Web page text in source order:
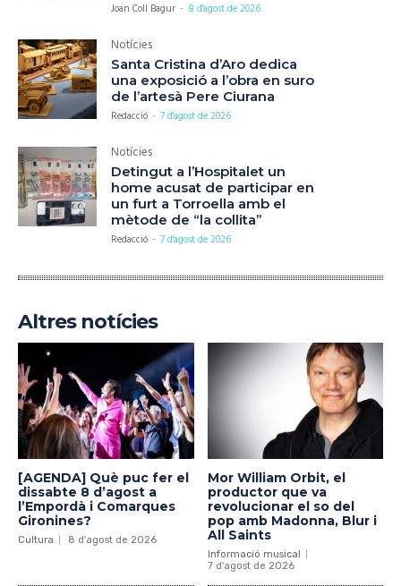
Joan Coll Bagur - 8 d'agost de 2026
Notícies
Santa Cristina d’Aro dedica
una exposició a l’obra en suro
de l’artesà Pere Ciurana
Redacció - 7 d'agost de 2026
Notícies
Detingut a l’Hospitalet un
home acusat de participar en
un furt a Torroella amb el
mètode de “la collita”
Redacció - 7 d'agost de 2026
Altres notícies
[AGENDA] Què puc fer el
dissabte 8 d’agost a
l’Empordà i Comarques
Gironines?
Cultura 8 d'agost de 2026
Mor William Orbit, el
productor que va
revolucionar el so del
pop amb Madonna, Blur i
All Saints
Informació musical
7 d'agost de 2026